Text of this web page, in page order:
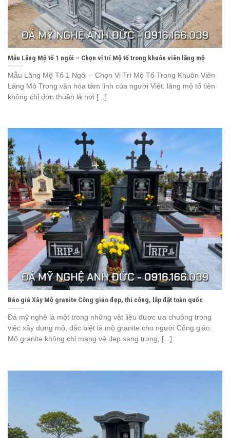
Mẫu Lăng Mộ tổ 1 ngôi – Chọn vị trí Mộ tổ trong khuôn viên lăng mộ
Mẫu Lăng Mộ Tổ 1 Ngôi – Chọn Vị Trí Mộ Tổ Trong Khuôn Viên
Lăng Mộ Trong văn hóa tâm linh của người Việt, lăng mộ tổ tiên
không chỉ đơn thuần là nơi [...]
Báo giá Xây Mộ granite Công giáo đẹp, thi công, lắp đặt toàn quốc
Đá mỹ nghệ là một trong những vật liệu được ưa chuộng trong
việc xây dựng mộ, đặc biệt là mộ granite cho người Công giáo.
Mộ granite không chỉ mang vẻ đẹp sang trọng, [...]